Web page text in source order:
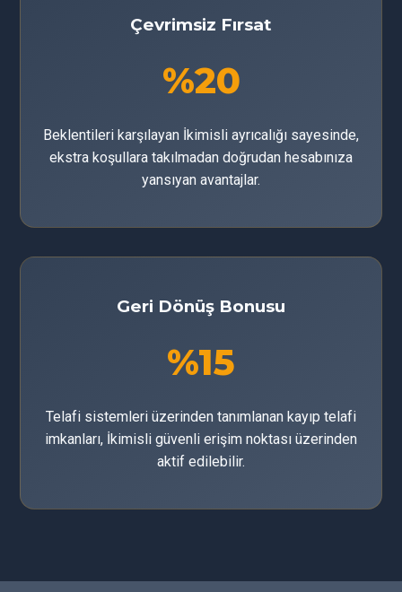
Çevrimsiz Fırsat
%20
Beklentileri karşılayan İkimisli ayrıcalığı sayesinde,
ekstra koşullara takılmadan doğrudan hesabınıza
yansıyan avantajlar.
Geri Dönüş Bonusu
%15
Telafi sistemleri üzerinden tanımlanan kayıp telafi
imkanları, İkimisli güvenli erişim noktası üzerinden
aktif edilebilir.